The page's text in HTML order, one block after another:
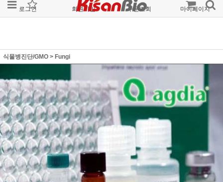
로그인 회원가입 주문조회 마이페이지
식물병진단/GMO > Fungi